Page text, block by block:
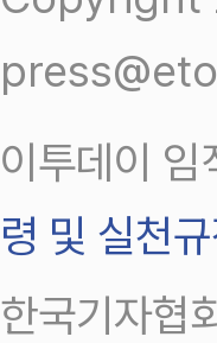
이투데이
령 및 실천
한국기자협